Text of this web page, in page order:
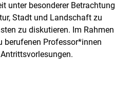
unter besonderer Betrachtung
Stadt und Landschaft zu
zu diskutieren. Im Rahmen
berufenen Professor*innen